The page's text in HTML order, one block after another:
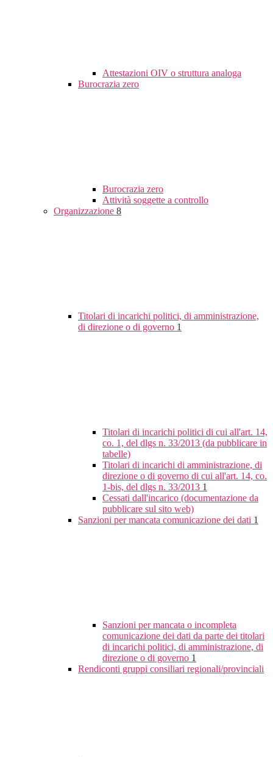
Attestazioni OIV o struttura analoga
Burocrazia zero
Burocrazia zero
Attività soggette a controllo
Organizzazione 8
Titolari di incarichi politici, di amministrazione,
di direzione o di governo 1
Titolari di incarichi politici di cui all'art. 14,
co. 1, del dlgs n. 33/2013 (da pubblicare in
tabelle)
Titolari di incarichi di amministrazione, di
direzione o di governo di cui all'art. 14, co.
1-bis, del dlgs n. 33/2013 1
Cessati dall'incarico (documentazione da
pubblicare sul sito web)
Sanzioni per mancata comunicazione dei dati 1
Sanzioni per mancata o incompleta
comunicazione dei dati da parte dei titolari
di incarichi politici, di amministrazione, di
direzione o di governo 1
Rendiconti gruppi consiliari regionali/provinciali